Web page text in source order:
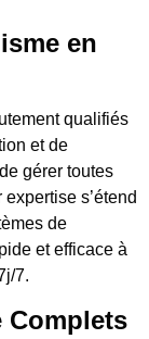
en
qualifiés
et de
gérer toutes
s’étend
de
et efficace à
7.
Complets